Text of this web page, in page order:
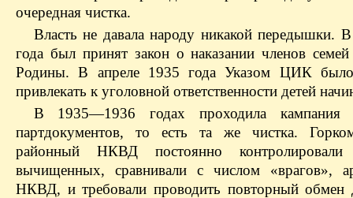
очередная чистка.
Власть не давала народу никакой передышки.
года был принят закон о наказании членов
Родины. В апреле 1935 года Указом ЦИК было
привлекать к уголовной ответственности детей
В 1935—1936 годах проходила кампания
партдокументов, то есть та же чистка.
районный НКВД постоянно контролировали
вычищенных, сравнивали с числом «врагов»,
НКВД, и требовали проводить повторный обмен